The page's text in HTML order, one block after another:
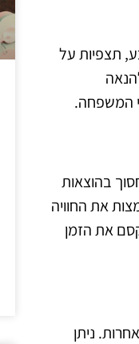
תצפיות על
המשפחה.
בהוצאות
את החוויה
את הזמן
ניתן